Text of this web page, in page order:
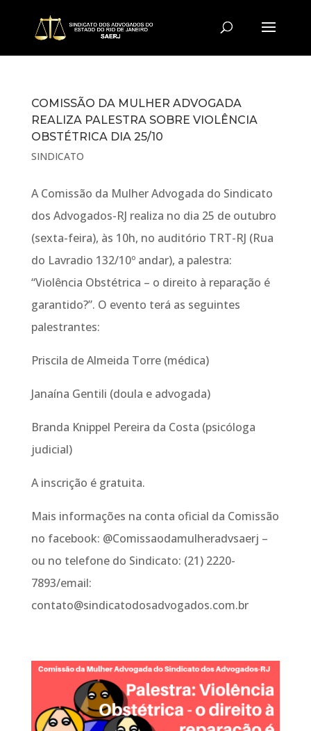
COMISSÃO DA MULHER ADVOGADA
REALIZA PALESTRA SOBRE VIOLÊNCIA
OBSTÉTRICA DIA 25/10
SINDICATO
A Comissão da Mulher Advogada do Sindicato
dos Advogados-RJ realiza no dia 25 de outubro
(sexta-feira), às 10h, no auditório TRT-RJ (Rua
do Lavradio 132/10º andar), a palestra:
“Violência Obstétrica – o direito à reparação é
garantido?”. O evento terá as seguintes
palestrantes:
Priscila de Almeida Torre (médica)
Janaína Gentili (doula e advogada)
Branda Knippel Pereira da Costa (psicóloga
judicial)
A inscrição é gratuita.
Mais informações na conta oficial da Comissão
no facebook: @Comissaodamulheradvsaerj –
ou no telefone do Sindicato: (21) 2220-
7893/email:
contato@sindicatodosadvogados.com.br